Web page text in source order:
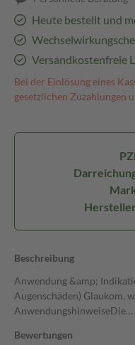
Heute bestellt und
Versandkostenfreie
Bei der Einlösung eines
gesetzlichen Zuzahlungen
Beschreibung
Anwendung &amp;
Augenschäden) Glaukom,
AnwendungshinweiseDie…
Bewertungen